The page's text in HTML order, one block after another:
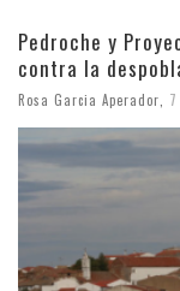
Pedroche y
contra la
Rosa Garcia Aperador